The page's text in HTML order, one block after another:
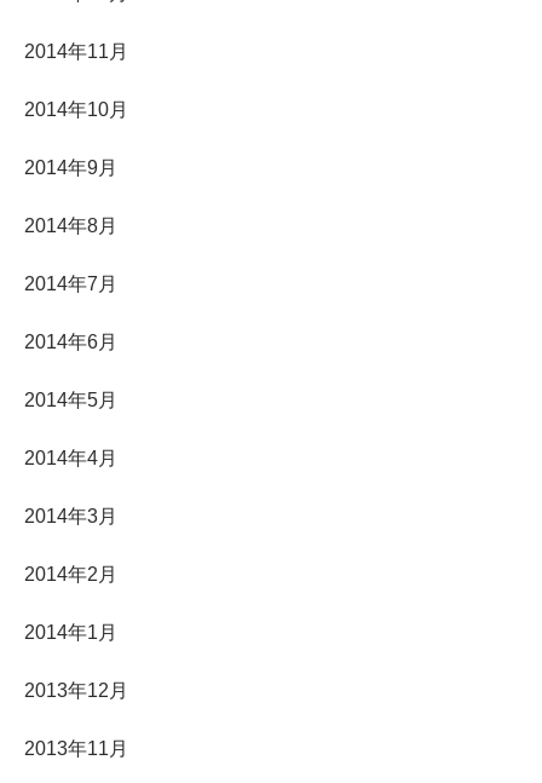
2014年11月
2014年10月
2014年9月
2014年8月
2014年7月
2014年6月
2014年5月
2014年4月
2014年3月
2014年2月
2014年1月
2013年12月
2013年11月